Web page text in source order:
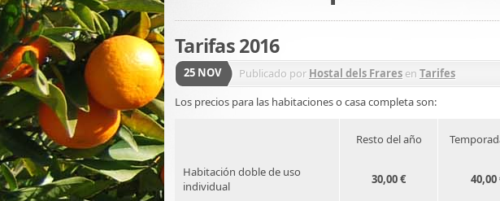
Tarifas 2016
25 NOV Publicado por Hostal dels Frares en Tarifes
Los precios para las habitaciones o casa completa son:
Resto del año
Habitación doble de uso
individual
30,00 € 40,00